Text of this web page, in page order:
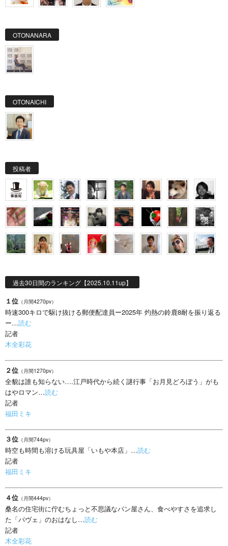
OTONANARA
OTONAICHI
投稿者
過去30日間のランキング【2025.10.11up】
１位 （月間4270pv）
時速300キロで駆け抜ける郵便配達員ー2025年 灼熱の鈴鹿8耐を振り返る
ー…読む
記者
木全彩花
２位 （月間1270pv）
全貌は誰も知らない….江戸時代から続く謎行事「お月見どろぼう」がも
はやロマン…読む
記者
福田ミキ
３位 （月間744pv）
時空も時間も溶ける玩具屋「いもや本店」…読む
記者
福田ミキ
４位 （月間444pv）
桑名の住宅街に佇むちょっと不思議なパン屋さん、食べやすさを追求し
た「パヴェ」のおはなし…読む
記者
木全彩花